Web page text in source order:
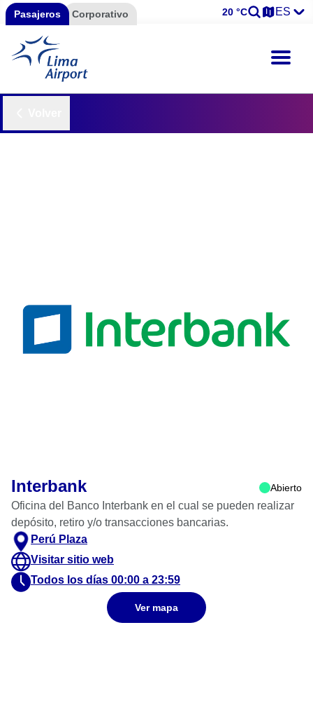
Pasajeros Corporativo 20 °C ES
Interbank Abierto
Oficina del Banco Interbank en el cual se pueden realizar
depósito, retiro y/o transacciones bancarias.
Perú Plaza
Visitar sitio web
Todos los días 00:00 a 23:59
Ver mapa